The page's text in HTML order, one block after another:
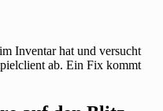
Inventar hat und versucht
ab. Ein Fix kommt